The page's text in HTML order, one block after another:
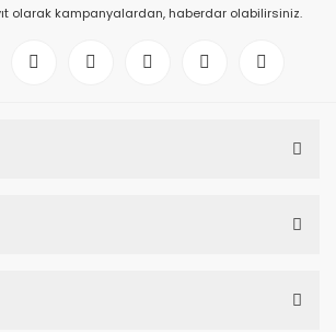
olarak kampanyalardan, haberdar olabilirsiniz.